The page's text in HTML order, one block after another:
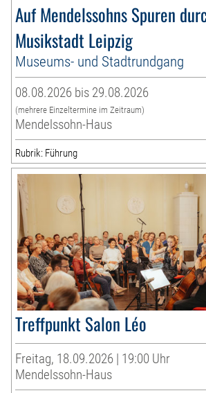
Auf Mendelssohns Spuren
Musikstadt Leipzig
Museums- und Stadtrundgang
08.08.2026 bis 29.08.2026
(mehrere Einzeltermine im Zeitraum)
Mendelssohn-Haus
Rubrik: Führung
Treffpunkt Salon Léo
Freitag, 18.09.2026 | 19:00 Uhr
Mendelssohn-Haus